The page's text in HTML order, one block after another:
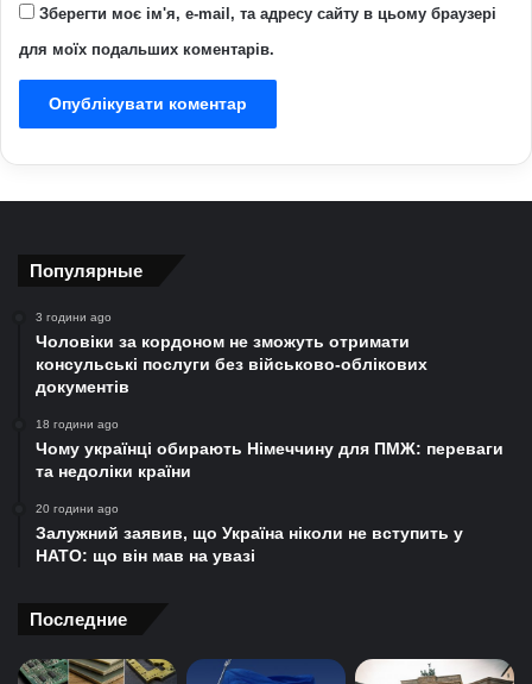
Зберегти моє ім'я, e-mail, та адресу сайту в цьому браузері
для моїх подальших коментарів.
Популярные
3 години ago
Чоловіки за кордоном не зможуть отримати
консульські послуги без військово-облікових
документів
18 години ago
Чому українці обирають Німеччину для ПМЖ: переваги
та недоліки країни
20 години ago
Залужний заявив, що Україна ніколи не вступить у
НАТО: що він мав на увазі
Последние